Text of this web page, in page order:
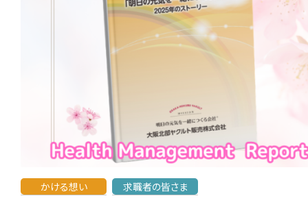
かける想い 求職者の皆さま